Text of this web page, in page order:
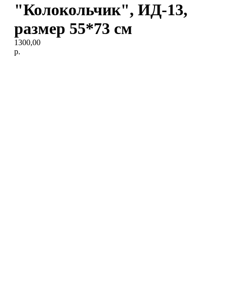
"Колокольчик", ИД-13,
размер 55*73 см
1300,00
р.